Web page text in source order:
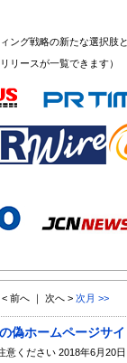
ング戦略の新たな選択肢
リースが一覧できます）
< 前へ ｜ 次へ > 次月 >>
偽ホームページサ
ください 2018年6月20